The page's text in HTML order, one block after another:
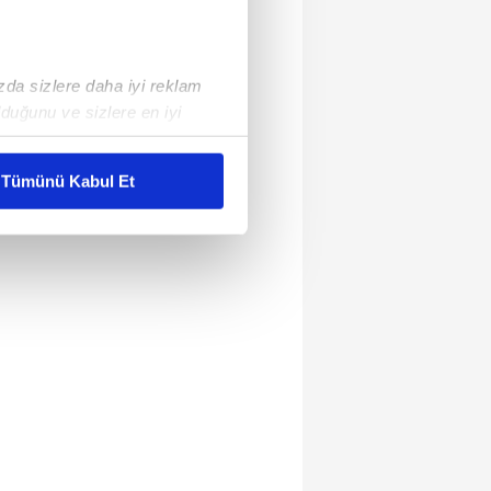
sizlere daha iyi reklam
ve sizlere en iyi
karşılamak
kullanılmaktadır. Bu
sunulması
ve sizlere yönelik
detaylı bilgi için Ayarlar
ve sitemizde ilgili
Tümünü Kabul Et